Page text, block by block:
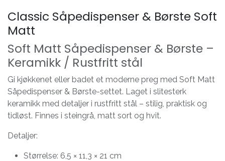
Classic Såpedispenser & Børste Soft
Matt
Soft Matt Såpedispenser & Børste –
Keramikk / Rustfritt stål
Gi kjøkkenet eller badet et moderne preg med Soft Matt
Såpedispenser & Børste-settet. Laget i slitesterk
keramikk med detaljer i rustfritt stål – stilig, praktisk og
tidløst. Finnes i steingrå, matt sort og hvit.
Detaljer:
Størrelse: 6,5 × 11,3 × 21 cm